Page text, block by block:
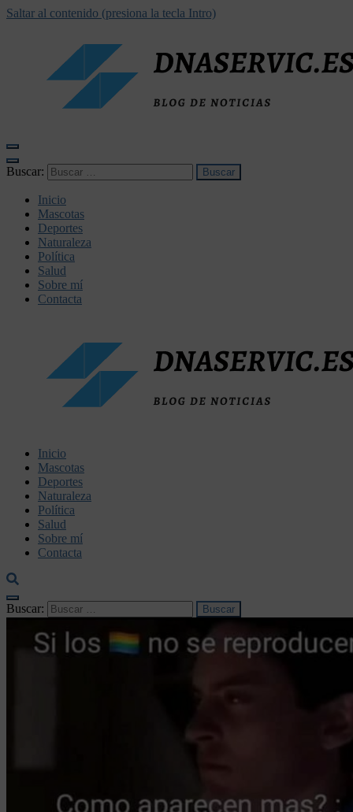
Saltar al contenido (presiona la tecla Intro)
Buscar:
Inicio
Mascotas
Deportes
Naturaleza
Política
Salud
Sobre mí
Contacta
dnaservic.es
Inicio
Mascotas
Deportes
Naturaleza
Política
Salud
Sobre mí
Contacta
Buscar: